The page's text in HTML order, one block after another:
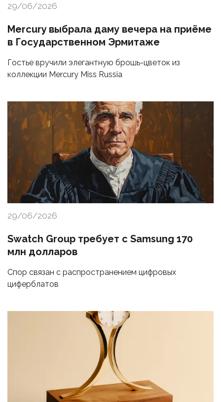
29/06/2026
Mercury выбрала даму вечера на приёме
в Государственном Эрмитаже
Гостье вручили элегантную брошь-цветок из
коллекции Mercury Miss Russia
29/06/2026
Swatch Group требует с Samsung 170
млн долларов
Спор связан с распространением цифровых
циферблатов